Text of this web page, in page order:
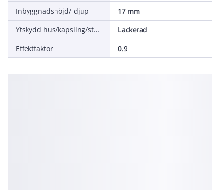
Inbyggnadshöjd/-djup
17 mm
Ytskydd hus/kapsling/stomme
Lackerad
Effektfaktor
0.9